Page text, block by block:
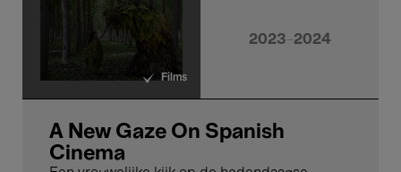
Films
2023-2024
A New Gaze On Spanish
Cinema